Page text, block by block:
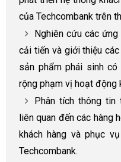
của Techcombank trên
Nghiên cứu các
cải tiến và giới thiệu
sản phẩm phái sinh
rộng phạm vị hoạt động
Phân tích thông
liên quan đến các hàng
khách hàng và phục
Techcombank.